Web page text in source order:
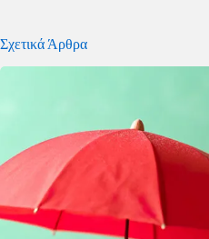
Σχετικά Άρθρα